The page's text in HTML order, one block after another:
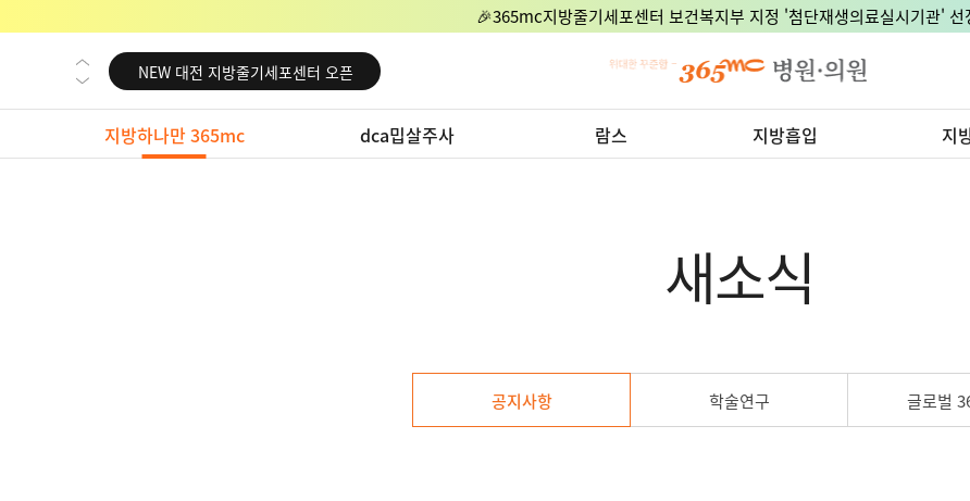
🎉365mc지방줄기세포센터 보건복지부 지정 '첨단재생의료실시기관' 선
NEW 교대 지방줄기세포센터 오픈
NEW 대전 지방줄기세포센터 오픈
NEW 노원 지방줄기세포센터 오픈
NEW 미국 LA점 오픈
지방하나만 365mc dca밉살주사 람스 지방흡입 지
새소식
공지사항 학술연구 글로벌